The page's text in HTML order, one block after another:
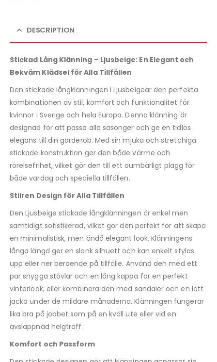
DESCRIPTION
Stickad Lång Klänning – Ljusbeige: En Elegant och
Bekväm Klädsel för Alla Tillfällen
Den stickade långklänningen i Ljusbeigeär den perfekta
kombinationen av stil, komfort och funktionalitet för
kvinnor i Sverige och hela Europa. Denna klänning är
designad för att passa alla säsonger och ge en tidlös
elegans till din garderob. Med sin mjuka och stretchiga
stickade konstruktion ger den både värme och
rörelsefrihet, vilket gör den till ett oumbärligt plagg för
både vardag och speciella tillfällen.
Stilren Design för Alla Tillfällen
Den Ljusbeige stickade långklänningen är enkel men
samtidigt sofistikerad, vilket gör den perfekt för att skapa
en minimalistisk, men ändå elegant look. Klänningens
långa längd ger en slank silhuett och kan enkelt stylas
upp eller ner beroende på tillfälle. Använd den med ett
par snygga stövlar och en lång kappa för en perfekt
vinterlook, eller kombinera den med sandaler och en lätt
jacka under de mildare månaderna. Klänningen fungerar
lika bra på jobbet som på en kväll ute eller vid en
avslappnad helgträff.
Komfort och Passform